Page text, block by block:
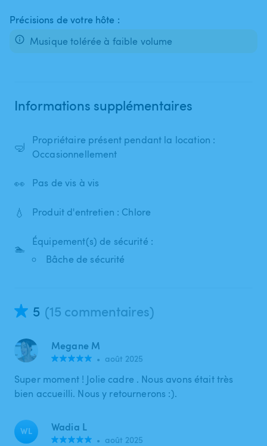
Précisions de votre hôte :
Musique tolérée à faible volume
Informations supplémentaires
🤿
Propriétaire présent pendant la location :
Occasionnellement
👀 Pas de vis à vis
💧 Produit d'entretien : Chlore
🏊
Équipement(s) de sécurité :
Bâche de sécurité
5 (15 commentaires)
Megane M
• août 2025
Super moment ! Jolie cadre . Nous avons était très
bien accueilli. Nous y retournerons :).
WL Wadia L
• août 2025